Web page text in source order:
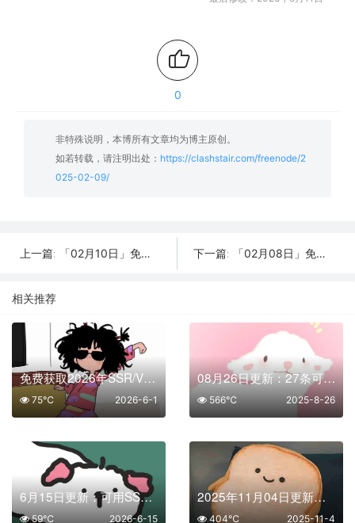
0
非特殊说明，本博所有文章均为博主原创。
如若转载，请注明出处： https://clashstair.com/freenode/2
025-02-09/
上一篇: 「02月10日」免费节点数量20个，SSR/V2ray/Shadowrocket/Clash订阅链接 下一篇: 「02月08日」免费节点数量19个，SSR/V2ray/Shadowrocket/Clash订阅链接
相关推荐
免费获取2026年SSR/V2Ray/Clash节点 | 06月01日可用
2026-6-1
75℃
08月26日更新：27条可用免费节点 | 2025年SSR/V2ray/Clash订阅链接
2025-8-26
566℃
6月15日更新：可用SSR/V2Ray/Clash免费节点全集（11条）
2026-6-15
59℃
2025年11月04日更新：49条SSR/V2Ray/Clash可用免费节点
2025-11-4
404℃